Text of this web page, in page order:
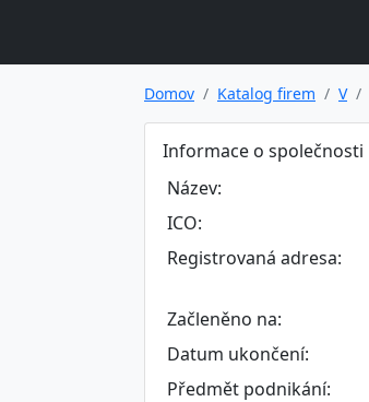
Domov Katalog firem V
Informace o společnosti
Název:
ICO:
Registrovaná adresa:
Začleněno na:
Datum ukončení:
Předmět podnikání: